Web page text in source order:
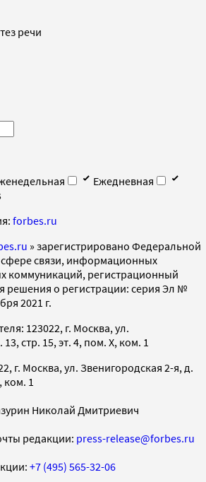
речи
Ежедневная
forbes.ru
» зарегистрировано Федеральной
связи, информационных
коммуникаций, регистрационный
решения о регистрации: серия Эл №
2021 г.
123022, г. Москва, ул.
стр. 15, эт. 4, пом. X, ком. 1
г. Москва, ул. Звенигородская 2-я, д.
ком. 1
Николай Дмитриевич
редакции: press-release@forbes.ru
+7 (495) 565-32-06